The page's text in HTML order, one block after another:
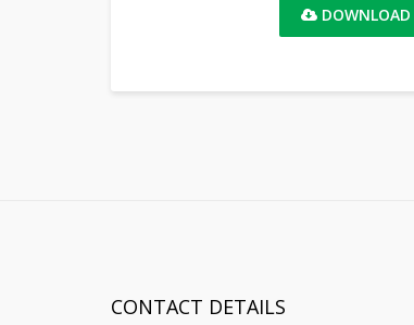
DOWNLOAD
CONTACT DETAILS